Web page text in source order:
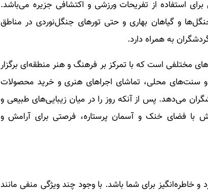
استفاده از تفریحات ورزشی و اکتشافی جزیره می‌باشد.
و گیاهان بهاری و حتی تورهای جنگل‌نوردی در مناطق
به همراه دارد.
مختلفی است که با تمرکز بر فرهنگ و هنر منطقه‌ای برگزار
سنت‌های محلی، تماشای اجراهای هنری و خرید محصولات
می‌دهد. پس از آنکه روز را در میان زیبایی‌های طبیعی و
با فضای خنک و آسمان پرستاره، فرصتی برای آرامش و
خاطره‌انگیز برای شما باشد. با وجود چند ویژگی منفی مانند